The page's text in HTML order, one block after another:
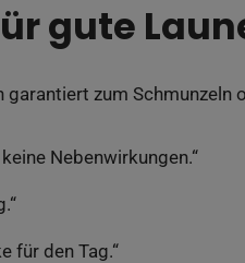
gute
zum Schmunzeln
Nebenwirkungen.“
für den Tag.“